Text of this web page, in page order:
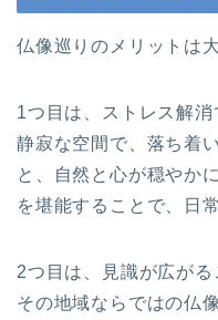
仏像巡りのメリットは
1つ目は、ストレス解消
静寂な空間で、落ち着
と、自然と心が穏やか
を堪能することで、日
2つ目は、見識が広がる
その地域ならではの仏